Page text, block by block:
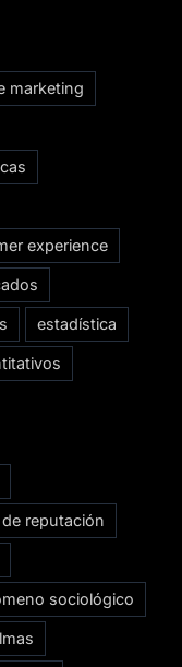
marketing
experience
estadística
reputación
sociológico